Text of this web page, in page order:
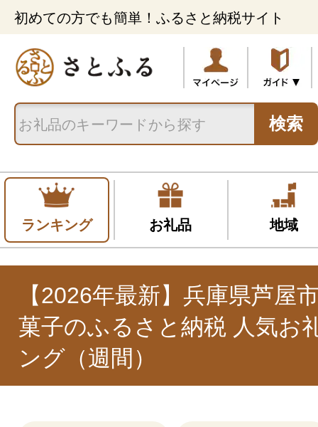
初めての方でも簡単！ふるさと納税サイト
検索
ランキング お礼品 地域
【2026年最新】兵庫県芦屋
菓子のふるさと納税 人気お
ング（週間）